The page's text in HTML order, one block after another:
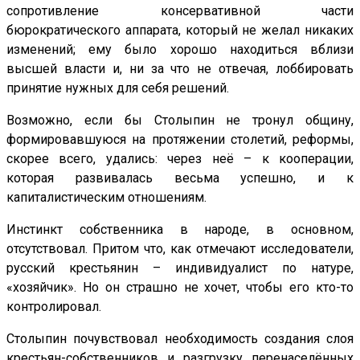
сопротивление консервативной части
бюрократического аппарата, который не желал никаких
изменений; ему было хорошо находиться вблизи
высшей власти и, ни за что не отвечая, лоббировать
принятие нужных для себя решений.
Возможно, если бы Столыпин не тронул общину,
формировавшуюся на протяжении столетий, реформы,
скорее всего, удались: через неё – к кооперации,
которая развивалась весьма успешно, и к
капиталистическим отношениям.
Инстинкт собственника в народе, в основном,
отсутствовал. Притом что, как отмечают исследователи,
русский крестьянин – индивидуалист по натуре,
«хозяйчик». Но он страшно не хочет, чтобы его кто-то
контролировал.
Столыпин почувствовал необходимость создания слоя